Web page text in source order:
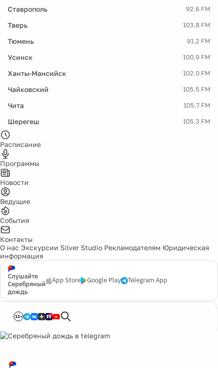
Ставрополь 92.6 FM
Тверь 103.8 FM
Тюмень 91.2 FM
Усинск 100.9 FM
Ханты-Мансийск 102.0 FM
Чайковский 105.5 FM
Чита 105.7 FM
Шерегеш 105.3 FM
Расписание
Программы
Новости
Ведущие
События
Контакты
О нас Экскурсии Silver Studio Рекламодателям Юридическая
информация
Слушайте
Серебряный
дождь
App Store Google Play Telegram App
12+